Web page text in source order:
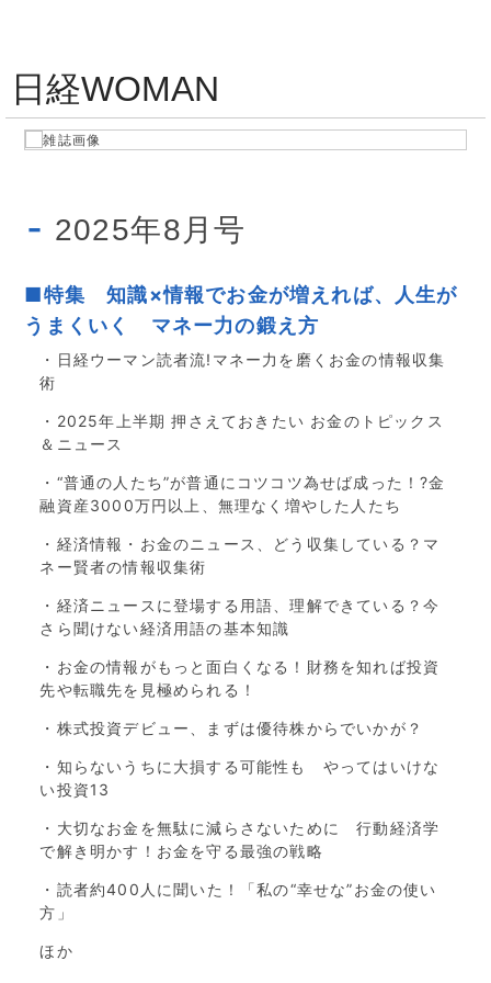
日経WOMAN
2025年8月号
■特集 知識×情報でお金が増えれば、人生が
うまくいく マネー力の鍛え方
・日経ウーマン読者流!マネー力を磨くお金の情報収集
術
・2025年上半期 押さえておきたい お金のトピックス
＆ニュース
・“普通の人たち”が普通にコツコツ為せば成った！?金
融資産3000万円以上、無理なく増やした人たち
・経済情報・お金のニュース、どう収集している？マ
ネー賢者の情報収集術
・経済ニュースに登場する用語、理解できている？今
さら聞けない経済用語の基本知識
・お金の情報がもっと面白くなる！財務を知れば投資
先や転職先を見極められる！
・株式投資デビュー、まずは優待株からでいかが？
・知らないうちに大損する可能性も やってはいけな
い投資13
・大切なお金を無駄に減らさないために 行動経済学
で解き明かす！お金を守る最強の戦略
・読者約400人に聞いた！「私の“幸せな”お金の使い
方」
ほか